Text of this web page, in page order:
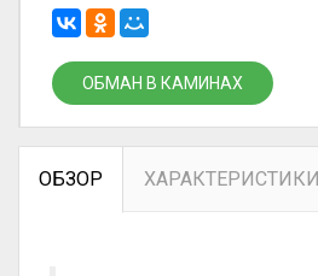
ОБМАН В КАМИНАХ
ОБЗОР ХАРАКТЕРИСТИКИ